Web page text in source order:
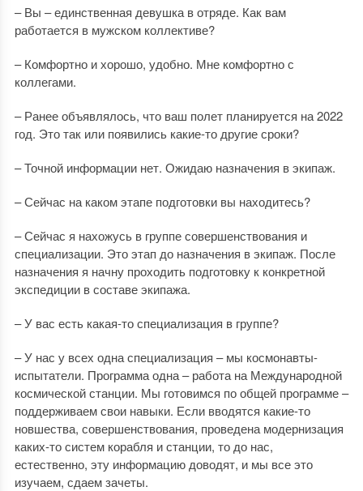
– Вы – единственная девушка в отряде. Как вам
работается в мужском коллективе?
– Комфортно и хорошо, удобно. Мне комфортно с
коллегами.
– Ранее объявлялось, что ваш полет планируется на 2022
год. Это так или появились какие-то другие сроки?
– Точной информации нет. Ожидаю назначения в экипаж.
– Сейчас на каком этапе подготовки вы находитесь?
– Сейчас я нахожусь в группе совершенствования и
специализации. Это этап до назначения в экипаж. После
назначения я начну проходить подготовку к конкретной
экспедиции в составе экипажа.
– У вас есть какая-то специализация в группе?
– У нас у всех одна специализация – мы космонавты-
испытатели. Программа одна – работа на Международной
космической станции. Мы готовимся по общей программе –
поддерживаем свои навыки. Если вводятся какие-то
новшества, совершенствования, проведена модернизация
каких-то систем корабля и станции, то до нас,
естественно, эту информацию доводят, и мы все это
изучаем, сдаем зачеты.